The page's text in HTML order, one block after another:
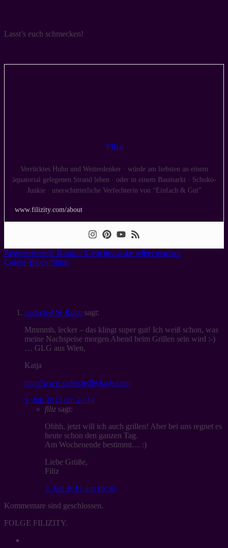
Lasst’s euch schmecken!
Filiz
Verrücktes Huhn und Weiterdenker · würde am liebsten an einem
äquatorial gelegenen Strand leben · oder in einem Baumarkt · Schoko-
Junkie · unerschütterliche Verfechterin von “Einfach & Gut”
www.filizity.com/about
Regenerierende Haarkur/Gesichtsmaske selber machen
Colour-Block-Shirts
collected by Katja sagt:
Mmmmh, lecker – das klingt super gut! Ich weiß schon, was
meine Nachspeise morgen Abend beim Grillen sein wird :-)
… GLG aus Wien,
Katja
http://www.collectedbykatja.com
1. Juli 2013 um 23:44
filiz sagt:
Ohhh, jetzt will ich auch grillen! Aber bei uns regnet es
heute schon den ganzen Tag.
Am Wochenende bestimmt… :)
Liebe Grüße,
Filiz
3. Juli 2013 um 16:30
Kommentare sind geschlossen.
FOLGE FILIZITY.